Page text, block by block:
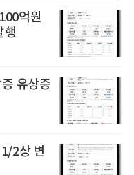
억원
행
유상증
2상 변